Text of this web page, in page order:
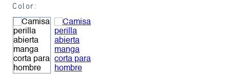
Color: